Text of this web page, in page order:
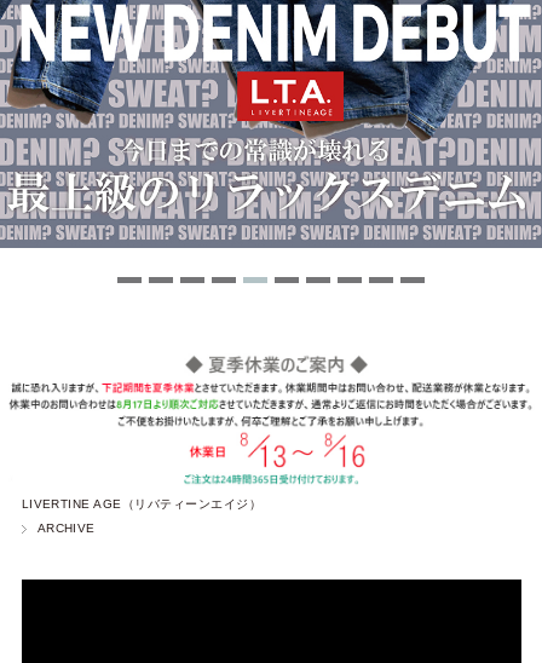
LIVERTINE AGE（リバティーンエイジ）
ARCHIVE